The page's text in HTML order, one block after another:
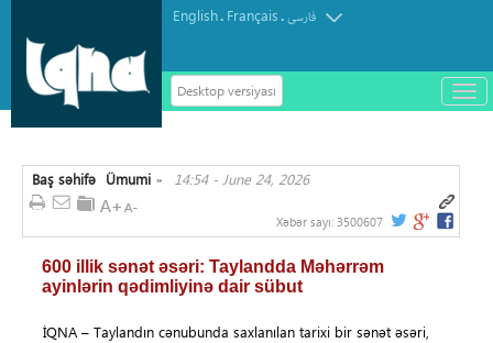
English. Français.فارسی
Desktop versiyası
باز
و
Baş səhifə »
Ümumi 14:54 - June 24, 2026
Xəbər sayı: 3500607
600 illik sənət əsəri: Taylandda Məhərrəm
ayinlərin qədimliyinə dair sübut
İQNA – Taylandın cənubunda saxlanılan tarixi bir sənət əsəri,